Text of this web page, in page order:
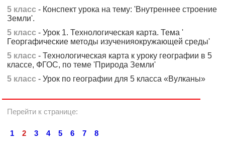
5 класс - Конспект урока на тему: 'Внутреннее строение
Земли'.
5 класс - Урок 1. Технологическая карта. Тема '
Георгафические методы изученияокружающей среды'
5 класс - Технологическая карта к уроку географии в 5
классе, ФГОС, по теме 'Природа Земли'
5 класс - Урок по географии для 5 класса «Вулканы»
Перейти к странице:
1 2 3 4 5 6 7 8